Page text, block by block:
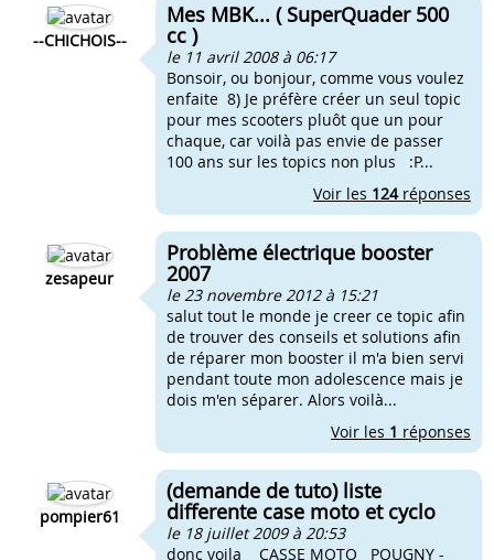
--CHICHOIS--
Mes MBK... ( SuperQuader 500
cc )
le 11 avril 2008 à 06:17
Bonsoir, ou bonjour, comme vous voulez
enfaite 8) Je préfère créer un seul topic
pour mes scooters pluôt que un pour
chaque, car voilà pas envie de passer
100 ans sur les topics non plus :P...
Voir les 124réponses
zesapeur
Problème électrique booster
2007
le 23 novembre 2012 à 15:21
salut tout le monde je creer ce topic afin
de trouver des conseils et solutions afin
de réparer mon booster il m'a bien servi
pendant toute mon adolescence mais je
dois m'en séparer. Alors voilà...
Voir les 1 réponses
pompier61
(demande de tuto) liste
differente case moto et cyclo
le 18 juillet 2009 à 20:53
donc voila CASSE MOTO POUGNY -